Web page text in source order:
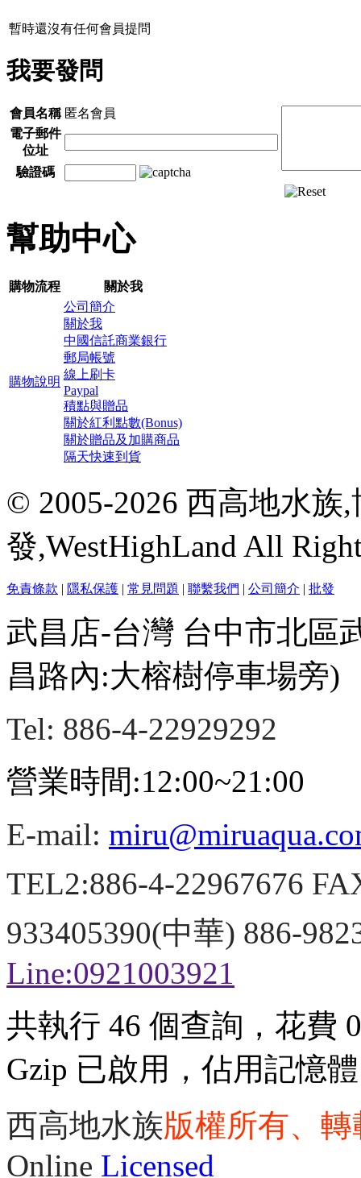
暫時還沒有任何會員提問
我要發問
會員名稱 匿名會員
電子郵件
位址
驗證碼
幫助中心
購物流程 關於我
購物說明
公司簡介
關於我
中國信託商業銀行
郵局帳號
線上刷卡
Paypal
積點與贈品
關於紅利點數(Bonus)
關於贈品及加購商品
隔天快速到貨
© 2005-2026 西高地水族
發,WestHighLand All
免責條款 | 隱私保護 | 常見問題 | 聯繫我們 | 公司簡介 | 批發
武昌店-台灣 台中市北區
昌路內:大榕樹停車場旁)
Tel: 886-4-22929292
營業時間:12:00~21:00
E-mail:
TEL2:886-4-22967676
933405390(中華) 886-
Line:0921003921
共執行 46 個查詢，花費
Gzip 已啟用，佔用記憶
西高地水族版權所有、
Online Licensed